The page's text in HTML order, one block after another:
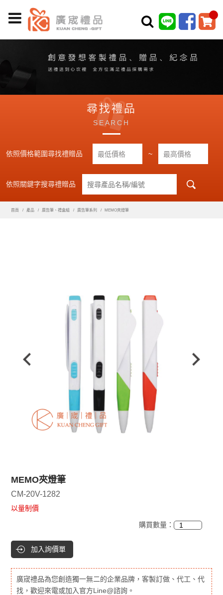
尋找禮品
SEARCH
依照價格範圍尋找禮贈品 ~
依照關鍵字搜尋禮贈品
首頁 產品 廣告筆、禮盒組 廣告筆系列 MEMO夾燈筆
MEMO夾燈筆
CM-20V-1282
以量制價
購買數量：
加入詢價單
廣宬禮品為您創造獨一無二的企業品牌，客製訂做、代工、代
找，歡迎來電或加入官方Line@諮詢。